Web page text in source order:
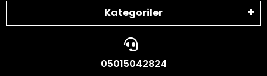
Kategoriler
05015042824